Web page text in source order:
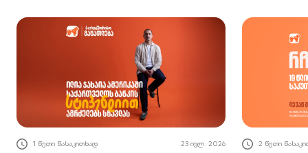
1 წუთი წასაკითხად 23 ივლ. 2026 2 წუთი